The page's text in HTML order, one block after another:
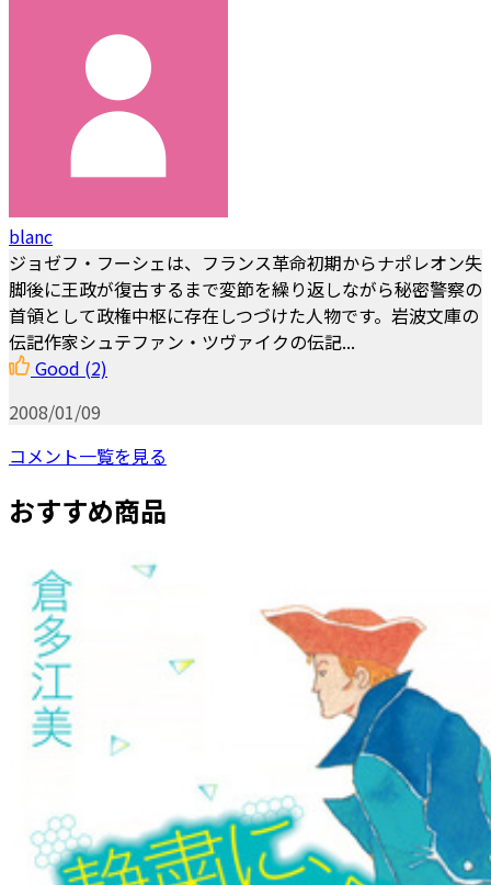
blanc
ジョゼフ・フーシェは、フランス革命初期からナポレオン失
脚後に王政が復古するまで変節を繰り返しながら秘密警察の
首領として政権中枢に存在しつづけた人物です。岩波文庫の
伝記作家シュテファン・ツヴァイクの伝記...
Good (2)
2008/01/09
コメント一覧を見る
おすすめ商品